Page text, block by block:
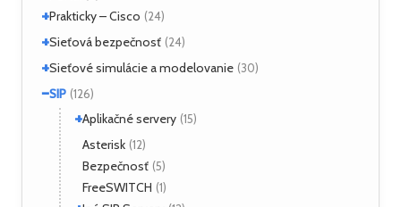
OpenIMSCore
+Prakticky – Cisco (24)
ASA (1)
Monitoring (1)
+
WAN (2)
+Sieťová bezpečnosť (24)
Analyzátory (1)
Moloch
Nástroje
+Sieťové simulácie a modelovanie (30)
Dynamips/Dynagen
GNS3 (7)
(10)
−SIP (126)
+Aplikačné servery (15)
Mobicents
Asterisk (12)
Bezpečnosť (5)
FreeSWITCH (1)